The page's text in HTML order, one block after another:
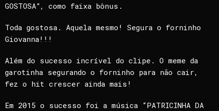
GOSTOSA”, como faixa bônus.
Toda gostosa. Aquela mesmo! Segura o forninho
Giovanna!!!
Além do sucesso incrível do clipe. O meme da
garotinha segurando o forninho para não cair,
fez o hit crescer ainda mais!
Em 2015 o sucesso foi a música “PATRICINHA DA